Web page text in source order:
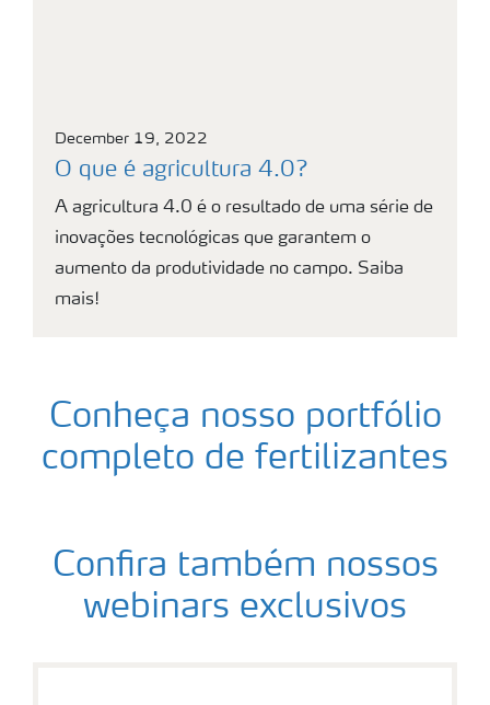
December 19, 2022
O que é agricultura 4.0?
A agricultura 4.0 é o resultado de uma série de
inovações tecnológicas que garantem o
aumento da produtividade no campo. Saiba
mais!
Conheça nosso portfólio
completo de fertilizantes
Confira também nossos
webinars exclusivos